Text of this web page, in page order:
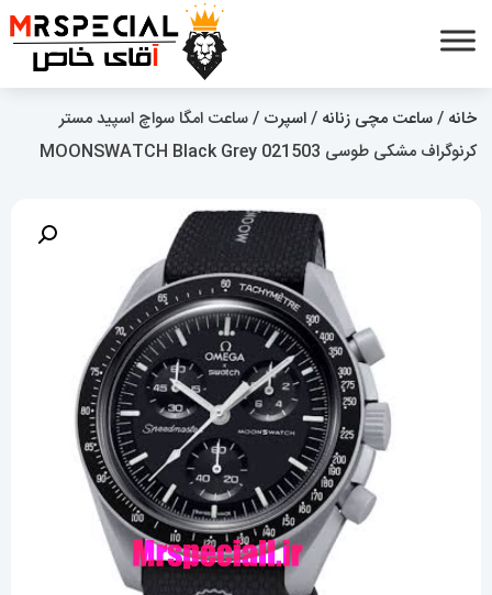
خانه /ساعت مچی زنانه /اسپرت / ساعت امگا سواچ اسپید مستر
کرنوگراف مشکی طوسی 021503 MOONSWATCH Black Grey